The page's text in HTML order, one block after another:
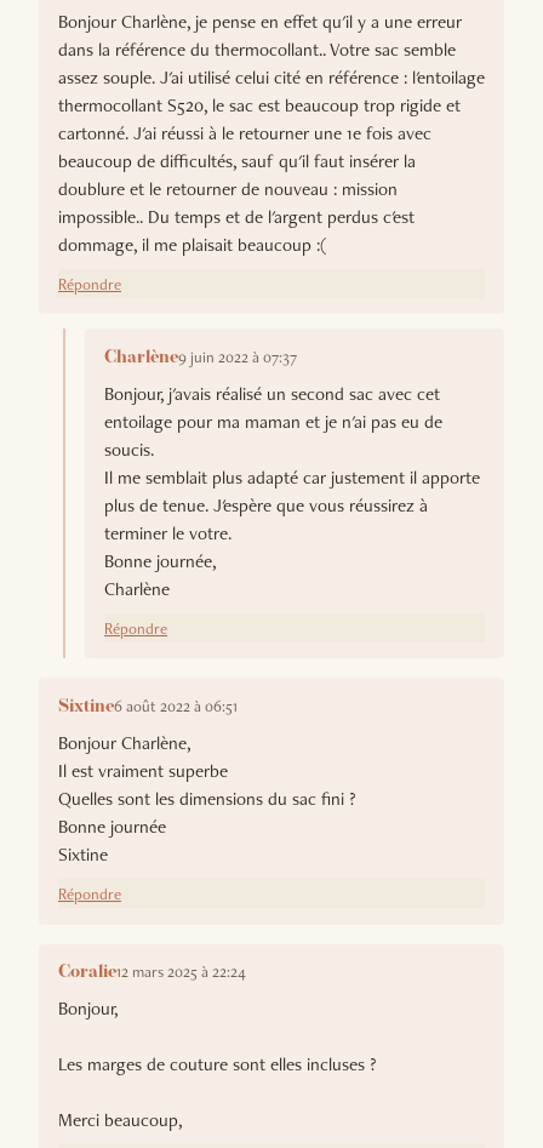
Bonjour Charlène, je pense en effet qu'il y a une erreur
dans la référence du thermocollant.. Votre sac semble
assez souple. J'ai utilisé celui cité en référence : l'entoilage
thermocollant S520, le sac est beaucoup trop rigide et
cartonné. J'ai réussi à le retourner une 1e fois avec
beaucoup de difficultés, sauf qu'il faut insérer la
doublure et le retourner de nouveau : mission
impossible.. Du temps et de l'argent perdus c'est
dommage, il me plaisait beaucoup :(
Répondre
Charlène9 juin 2022 à 07:37
Bonjour, j'avais réalisé un second sac avec cet
entoilage pour ma maman et je n'ai pas eu de
soucis.
Il me semblait plus adapté car justement il apporte
plus de tenue. J'espère que vous réussirez à
terminer le votre.
Bonne journée,
Charlène
Répondre
Sixtine6 août 2022 à 06:51
Bonjour Charlène,
Il est vraiment superbe
Quelles sont les dimensions du sac fini ?
Bonne journée
Sixtine
Répondre
Coralie12 mars 2025 à 22:24
Bonjour,
Les marges de couture sont elles incluses ?
Merci beaucoup,